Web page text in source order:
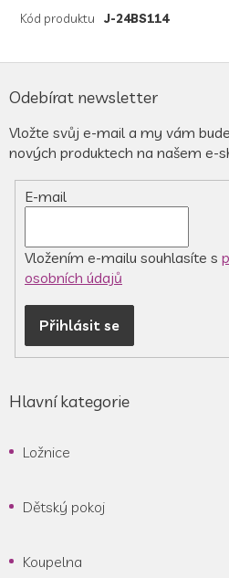
Kód produktu
J-24BS114
á
a
Odebírat newsletter
Vložte svůj e-mail a my vám
nových produktech na našem e-
E-mail
Vložením e-mailu souhlasíte s
osobních údajů
Přihlásit se
Hlavní kategorie
Ložnice
Dětský pokoj
Koupelna